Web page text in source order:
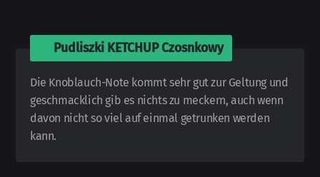
Pudliszki KETCHUP Czosnkowy
Die Knoblauch-Note kommt sehr gut zur Geltung und
ge­schmack­lich gib es nichts zu meckern, auch wenn
davon nicht so viel auf einmal ge­trunken werden
kann.